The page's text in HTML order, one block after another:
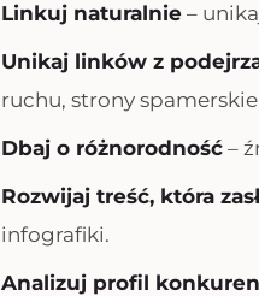
Linkuj naturalnie –
Unikaj linków z
ruchu, strony
Dbaj o różnorodność –
Rozwijaj treść, która
infografiki.
Analizuj profil